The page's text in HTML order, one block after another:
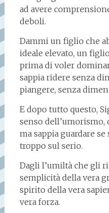
ad avere
deboli.
Dammi un figlio che
ideale elevato, un
prima di voler
sappia ridere senza
piangere, senza
E dopo tutto questo,
senso dell’umorismo,
ma sappia guardare
troppo sul serio.
Dagli l’umiltà che gli
semplicità della vera
spirito della vera
vera forza.